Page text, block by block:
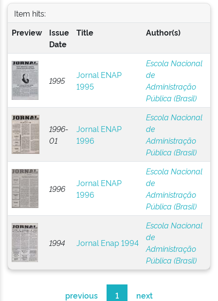
Item hits:
Preview
Issue
Date
Title Author(s)
1995
Jornal ENAP
1995
Escola Nacional
de
Administração
Pública (Brasil)
1996-
01
Jornal ENAP
1996
Escola Nacional
de
Administração
Pública (Brasil)
1996
Jornal ENAP
1996
Escola Nacional
de
Administração
Pública (Brasil)
1994 Jornal Enap 1994
Escola Nacional
de
Administração
Pública (Brasil)
previous 1 next